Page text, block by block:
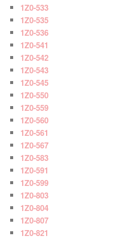
1Z0-533
1Z0-535
1Z0-536
1Z0-541
1Z0-542
1Z0-543
1Z0-545
1Z0-550
1Z0-559
1Z0-560
1Z0-561
1Z0-567
1Z0-583
1Z0-591
1Z0-599
1Z0-803
1Z0-804
1Z0-807
1Z0-821